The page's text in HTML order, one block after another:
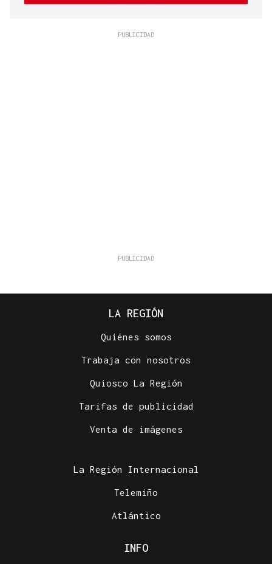
LA REGIÓN
Quiénes somos
Trabaja con nosotros
Quiosco La Región
Tarifas de publicidad
Venta de imágenes
La Región Internacional
Telemiño
Atlántico
INFO